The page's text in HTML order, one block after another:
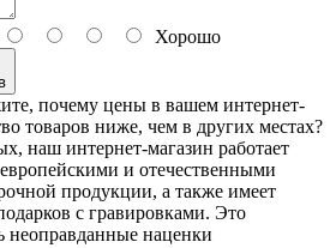
Хорошо
почему цены в вашем интернет-
товаров ниже, чем в других местах?
наш интернет-магазин работает
и отечественными
продукции, а также имеет
с гравировками. Это
неоправданные наценки